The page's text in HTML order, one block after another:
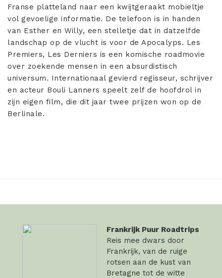
Franse platteland naar een kwijtgeraakt mobieltje
vol gevoelige informatie. De telefoon is in handen
van Esther en Willy, een stelletje dat in datzelfde
landschap op de vlucht is voor de Apocalyps. Les
Premiers, Les Derniers is een komische roadmovie
over zoekende mensen in een absurdistisch
universum. Internationaal gevierd regisseur, schrijver
en acteur Bouli Lanners speelt zelf de hoofdrol in
zijn eigen film, die dit jaar twee prijzen won op de
Berlinale.
Frankrijk Puur Roadtrips
Reis mee dwars door
Frankrijk, van de ruige
rotsen aan de kust van
Bretagne tot de witte